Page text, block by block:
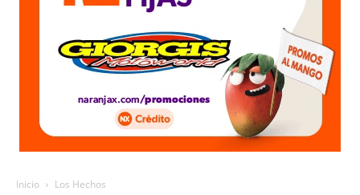
Inicio Los Hechos